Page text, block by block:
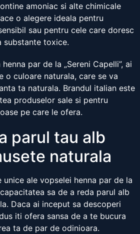
amoniac si alte chimicale
o alegere ideala pentru
sau pentru cele care doresc
substante toxice.
par de la „Sereni Capelli”, ai
o culoare naturala, care se va
ta naturala. Brandul italian este
produselor sale si pentru
pe care le ofera.
parul tau alb
naturala
ale vopselei henna par de la
sa de a reda parul alb
Daca ai inceput sa descoperi
iti ofera sansa de a te bucura
ta de par de odinioara.